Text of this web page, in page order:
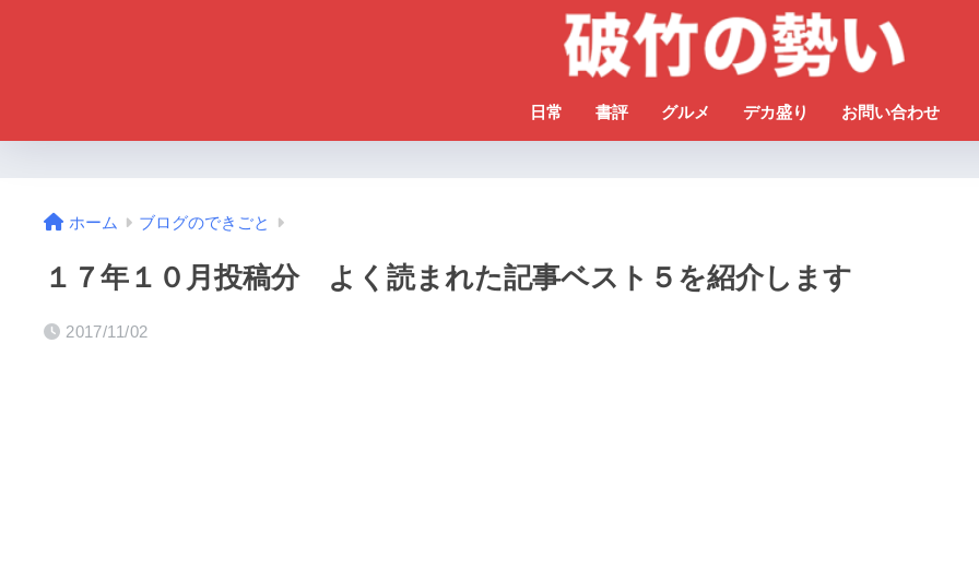
日常 書評 グルメ デカ盛り お問い合わせ
ホーム ブログのできごと
１７年１０月投稿分 よく読まれた記事ベスト５を紹介します
2017/11/02